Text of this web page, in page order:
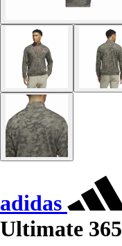
adidas
Ultimate 365